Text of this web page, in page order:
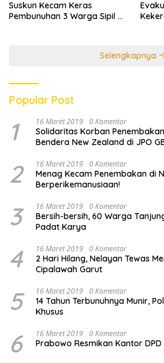
Suskun Kecam Keras
Pembunuhan 3 Warga Sipil di
Selengkapnya
Popular Post
1 16 Maret 2019 0 Komentar
Solidaritas Korban
Bendera New Zealand di JPO
2 16 Maret 2019 0 Komentar
Menag Kecam Penembakan di
Berperikemanusiaan!
3 16 Maret 2019 0 Komentar
Bersih-bersih, 60 Warga
Padat Karya
4 16 Maret 2019 0 Komentar
2 Hari Hilang, Nelayan Tewas
Cipalawah Garut
5 16 Maret 2019 0 Komentar
14 Tahun Terbunuhnya Munir,
Khusus
6 16 Maret 2019 0 Komentar
Prabowo Resmikan Kantor